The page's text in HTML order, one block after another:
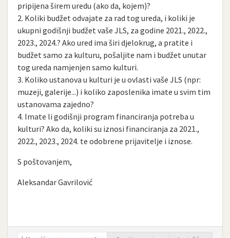
pripijena širem uredu (ako da, kojem)?
2. Koliki budžet odvajate za rad tog ureda, i koliki je
ukupni godišnji budžet vaše JLS, za godine 2021., 2022.,
2023., 2024.? Ako ured ima širi djelokrug, a pratite i
budžet samo za kulturu, pošaljite nam i budžet unutar
tog ureda namjenjen samo kulturi.
3. Koliko ustanova u kulturi je u ovlasti vaše JLS (npr:
muzeji, galerije...) i koliko zaposlenika imate u svim tim
ustanovama zajedno?
4. Imate li godišnji program financiranja potreba u
kulturi? Ako da, koliki su iznosi financiranja za 2021.,
2022., 2023., 2024. te odobrene prijavitelje i iznose.
S poštovanjem,
Aleksandar Gavrilović